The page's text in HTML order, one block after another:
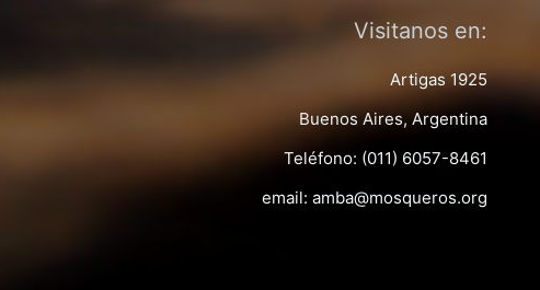
Visitanos en:
Artigas 1925
Buenos Aires, Argentina
Teléfono: (011) 6057-8461
email: amba@mosqueros.org